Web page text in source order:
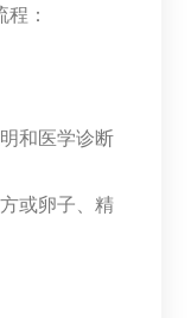
：
和医学诊断
或卵子、精